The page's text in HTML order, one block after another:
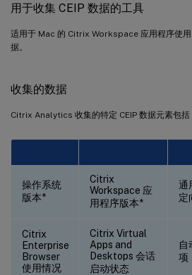
用于收集 CEIP 数据的工具
适用于 Mac 的 Citrix Workspace 应用程序使
据。
收集的数据
Citrix Analytics 收集的特定 CEIP 数据元素包括
操作系统
版本*
Citrix
Workspace 应
用程序版本*
通
定
Citrix
Enterprise
Browser
使用情况
Citrix Virtual
Apps and
Desktops 会话
启动状态
自
项